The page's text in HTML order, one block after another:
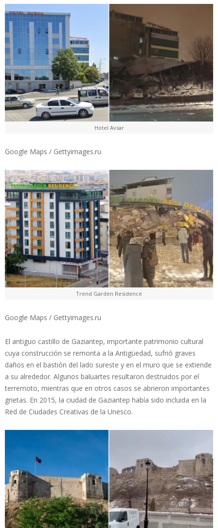
Hotel Avsar
Google Maps / Gettyimages.ru
Trend Garden Residence
Google Maps / Gettyimages.ru
El antiguo castillo de Gaziantep, importante patrimonio cultural
cuya construcción se remonta a la Antigüedad, sufrió graves
daños en el bastión del lado sureste y en el muro que se extiende
a su alrededor. Algunos baluartes resultaron destruidos por el
terremoto, mientras que en otros casos se abrieron importantes
grietas. En 2015, la ciudad de Gaziantep había sido incluida en la
Red de Ciudades Creativas de la Unesco.